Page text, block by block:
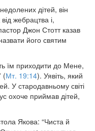
дітей, він
жебрацтва і,
Джон Стотт казав
його святим
їм приходити до Мене,
(Мт. 19:14). Уявіть, який
У стародавньому світі
охоче приймав дітей,
Якова: “Чиста й